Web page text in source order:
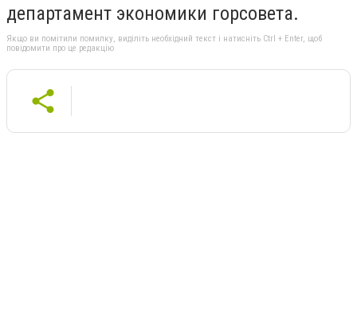
департамент экономики горсовета.
Якщо ви помітили помилку, виділіть необхідний текст і натисніть Ctrl + Enter, щоб
повідомити про це редакцію